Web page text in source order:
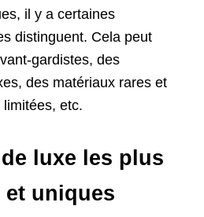
il y a certaines
distinguent. Cela peut
gardistes, des
des matériaux rares et
etc.
luxe les plus
uniques